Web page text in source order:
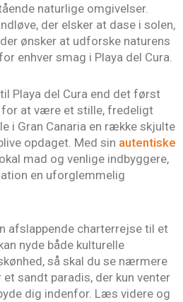
naturlige omgivelser.
der elsker at dase i solen,
ønsker at udforske naturens
enhver smag i Playa del Cura.
Playa del Cura end det først
at være et stille, fredeligt
i Gran Canaria en række skjulte
opdaget. Med sin autentiske
mad og venlige indbyggere,
en uforglemmelig
afslappende charterrejse til et
nyde både kulturelle
så skal du se nærmere
et sandt paradis, der kun venter
dig indenfor. Læs videre og